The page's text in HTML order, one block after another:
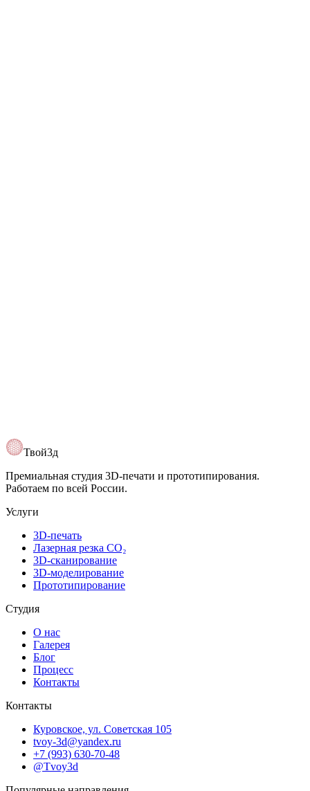
Открыть карту
Твой3д
Премиальная студия 3D-печати и прототипирования.
Работаем по всей России.
Услуги
3D-печать
Лазерная резка CO₂
3D-сканирование
3D-моделирование
Прототипирование
Студия
О нас
Галерея
Блог
Процесс
Контакты
Контакты
Куровское, ул. Советская 105
tvoy-3d@yandex.ru
+7 (993) 630-70-48
@Tvoy3d